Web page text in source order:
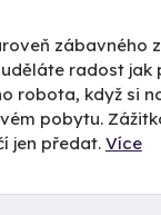
zábavného
radost jak
robota, když si
pobytu.
jen předat. Více